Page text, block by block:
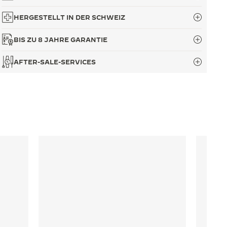
HERGESTELLT IN DER SCHWEIZ
BIS ZU 8 JAHRE GARANTIE
AFTER-SALE-SERVICES